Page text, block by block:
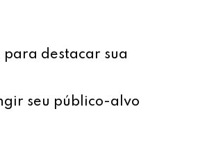
destacar sua
seu público-alvo